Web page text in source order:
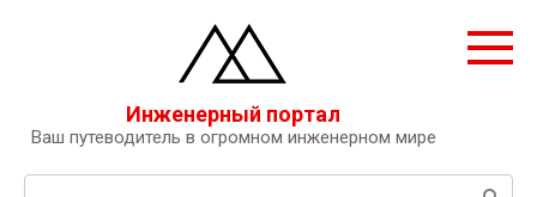
Инженерный портал
Ваш путеводитель в огромном инженерном мире
Поиск: